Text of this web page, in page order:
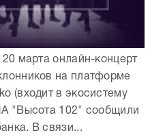
20 марта онлайн-концерт
на платформе
(входит в экосистему
"Высота 102" сообщили
В связи...